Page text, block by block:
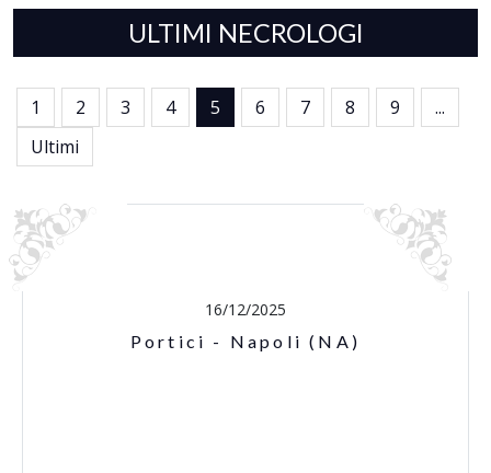
ULTIMI NECROLOGI
1 2 3 4 5 6 7 8 9
...
Ultimi
16/12/2025
Portici - Napoli (NA)